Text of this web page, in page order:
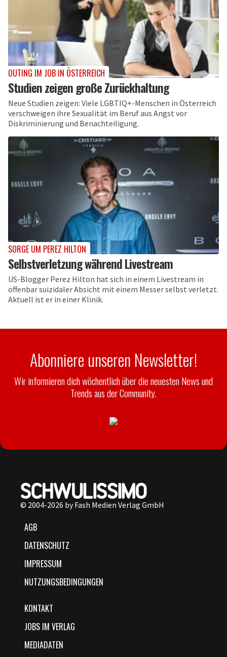
OUTING IM JOB IN ÖSTERREICH
Studien zeigen große Zurückhaltung
Neue Studien zeigen: Viele LGBTIQ+-Menschen in Österreich
verschweigen ihre Sexualität im Beruf aus Angst vor
Diskriminierung und Benachteiligung.
SORGE UM PEREZ HILTON
Selbstverletzung während Livestream
US-Blogger Perez Hilton hat sich in einem Livestream in
offenbar suizidaler Absicht mit einem Messer selbst verletzt.
Aktuell ist er in einer Klinik.
Abonniere unseren Newsletter!
Wir informieren dich wöchentlich über die neuesten News und
Trends aus der Community.
© 2004-2026 by Fash Medien Verlag GmbH
AGB
DATENSCHUTZ
IMPRESSUM
NUTZUNGSBEDINGUNGEN
KONTAKT
JOBS IM VERLAG
MEDIADATEN